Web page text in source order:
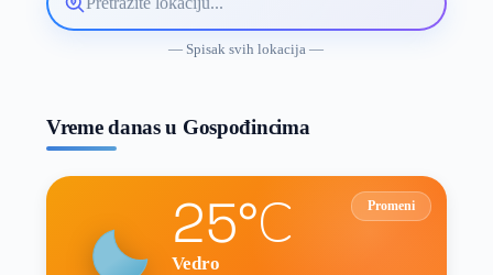
Pretražite
lokaciju
— Spisak svih lokacija —
Vreme danas u Gospođincima
Promeni
25°C
Vedro